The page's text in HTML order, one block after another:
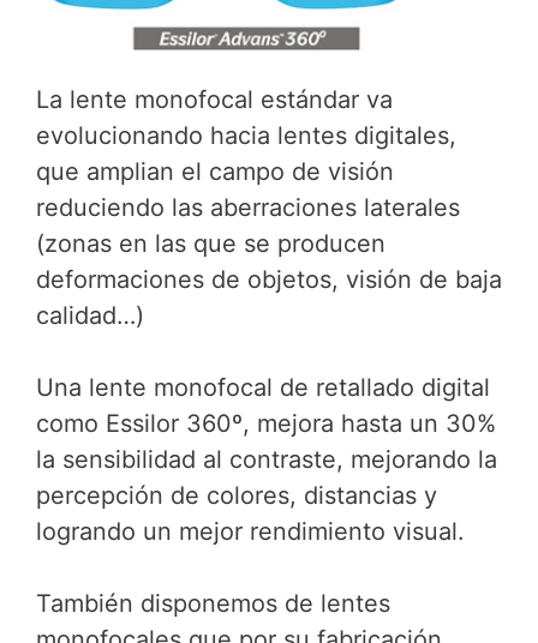
La lente monofocal estándar va
evolucionando hacia lentes digitales,
que amplian el campo de visión
reduciendo las aberraciones laterales
(zonas en las que se producen
deformaciones de objetos, visión de baja
calidad…)
Una lente monofocal de retallado digital
como Essilor 360º, mejora hasta un 30%
la sensibilidad al contraste, mejorando la
percepción de colores, distancias y
logrando un mejor rendimiento visual.
También disponemos de lentes